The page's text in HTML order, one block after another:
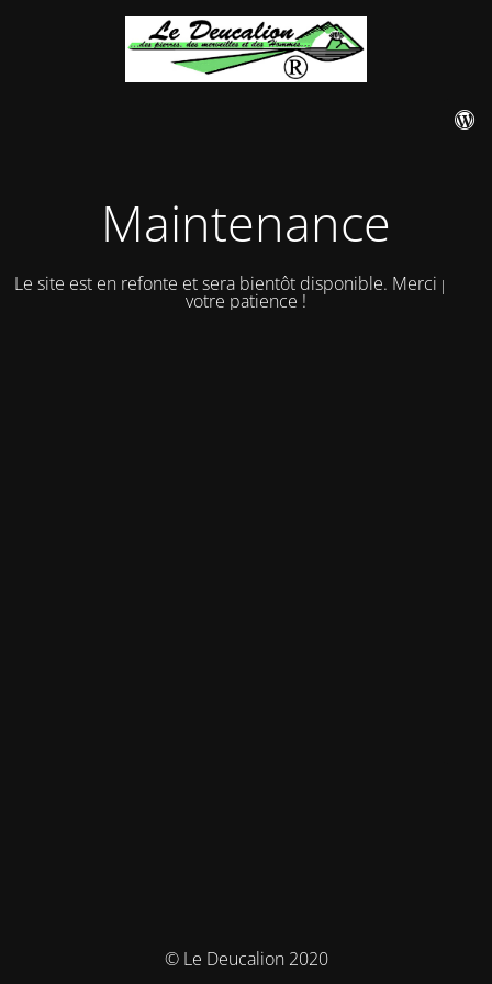
Maintenance
Le site est en refonte et sera bientôt disponible. Merci pour
votre patience !
© Le Deucalion 2020